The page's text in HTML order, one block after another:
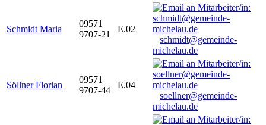
Schmidt Maria
09571
9707-21
E.02
schmidt@gemeinde-
michelau.de
Söllner Florian
09571
9707-44
E.04
soellner@gemeinde-
michelau.de